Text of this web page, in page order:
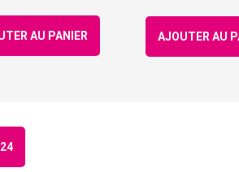
AU PANIER AJOUTER AU